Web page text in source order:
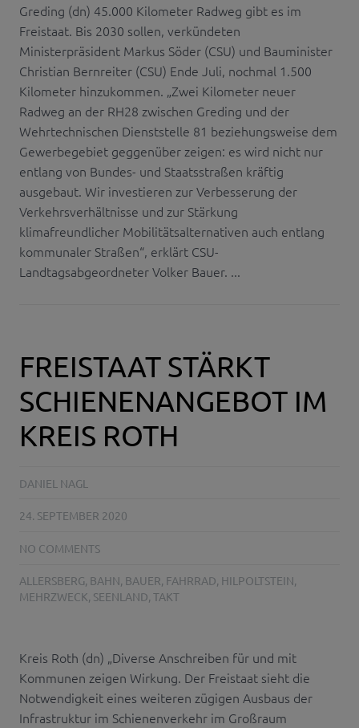
Greding (dn) 45.000 Kilometer Radweg gibt es im
Freistaat. Bis 2030 sollen, verkündeten
Ministerpräsident Markus Söder (CSU) und Bauminister
Christian Bernreiter (CSU) Ende Juli, nochmal 1.500
Kilometer hinzukommen. „Zwei Kilometer neuer
Radweg an der RH28 zwischen Greding und der
Wehrtechnischen Dienststelle 81 beziehungsweise dem
Gewerbegebiet geggenüber zeigen: es wird nicht nur
entlang von Bundes- und Staatsstraßen kräftig
ausgebaut. Wir investieren zur Verbesserung der
Verkehrsverhältnisse und zur Stärkung
klimafreundlicher Mobilitätsalternativen auch entlang
kommunaler Straßen“, erklärt CSU-
Landtagsabgeordneter Volker Bauer. ...
FREISTAAT STÄRKT
SCHIENENANGEBOT IM
KREIS ROTH
DANIEL NAGL
24. SEPTEMBER 2020
NO COMMENTS
ALLERSBERG, BAHN, BAUER, FAHRRAD, HILPOLTSTEIN,
MEHRZWECK, SEENLAND, TAKT
Kreis Roth (dn) „Diverse Anschreiben für und mit
Kommunen zeigen Wirkung. Der Freistaat sieht die
Notwendigkeit eines weiteren zügigen Ausbaus der
Infrastruktur im Schienenverkehr im Großraum